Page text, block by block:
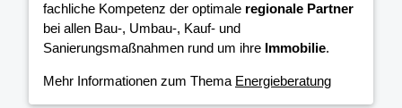
fachliche Kompetenz der optimale regionale Partner
bei allen Bau-, Umbau-, Kauf- und
Sanierungsmaßnahmen rund um ihre Immobilie.
Mehr Informationen zum Thema Energieberatung